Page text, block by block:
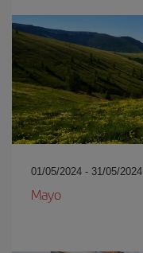
01/05/2024 - 31/05/2024
Mayo